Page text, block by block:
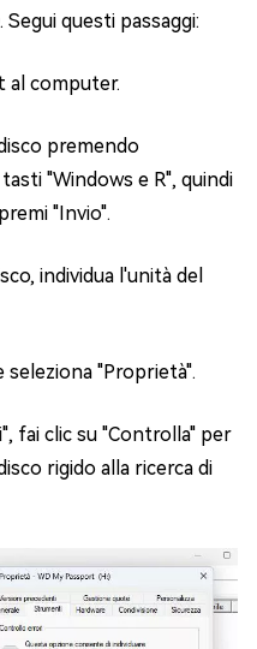
. Segui questi passaggi:
al computer.
premendo
"Windows e R", quindi
"Invio".
individua l'unità del
seleziona "Proprietà".
fai clic su "Controlla" per
rigido alla ricerca di